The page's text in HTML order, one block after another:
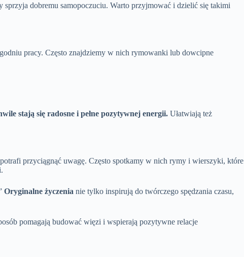
dobremu samopoczuciu. Warto przyjmować i dzielić się takimi
pracy. Często znajdziemy w nich rymowanki lub dowcipne
stają się radosne i pełne pozytywnej energii. Ułatwiają też
przyciągnąć uwagę. Często spotkamy w nich rymy i wierszyki, które
Oryginalne życzenia nie tylko inspirują do twórczego spędzania czasu,
pomagają budować więzi i wspierają pozytywne relacje